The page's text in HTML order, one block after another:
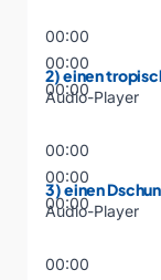
00:00
00:00
00:00
2) einen
Audio-Player
00:00
00:00
00:00
3) einen
Audio-Player
00:00